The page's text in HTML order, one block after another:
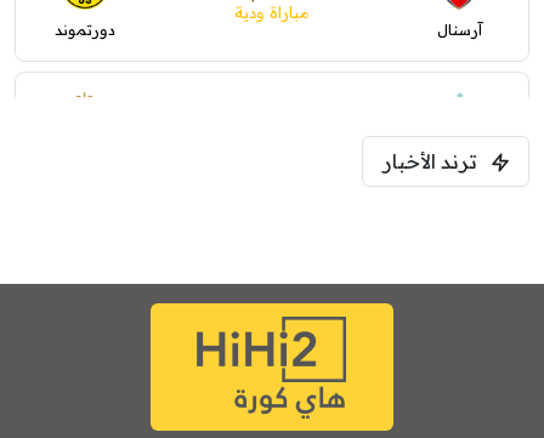
آرسنال
مباراة ودية
دورتموند
ليفربول
ترند الأخبار